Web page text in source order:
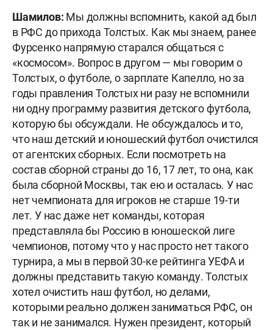
Шамилов: Мы должны вспомнить, какой ад был
в РФС до прихода Толстых. Как мы знаем, ранее
Фурсенко напрямую старался общаться с
«космосом». Вопрос в другом — мы говорим о
Толстых, о футболе, о зарплате Капелло, но за
годы правления Толстых ни разу не вспомнили
ни одну программу развития детского футбола,
которую бы обсуждали. Не обсуждалось и то,
что наш детский и юношеский футбол очистился
от агентских сборных. Если посмотреть на
состав сборной страны до 16, 17 лет, то она, как
была сборной Москвы, так ею и осталась. У нас
нет чемпионата для игроков не старше 19-ти
лет. У нас даже нет команды, которая
представляла бы Россию в юношеской лиге
чемпионов, потому что у нас просто нет такого
турнира, а мы в первой 30-ке рейтинга УЕФА и
должны представить такую команду. Толстых
хотел очистить наш футбол, но делами,
которыми реально должен заниматься РФС, он
так и не занимался. Нужен президент, который